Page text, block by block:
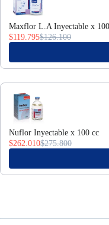
Maxflor L.A Inyectable x
$119.795$126.100
Nuflor Inyectable x 100 cc
$262.010$275.800